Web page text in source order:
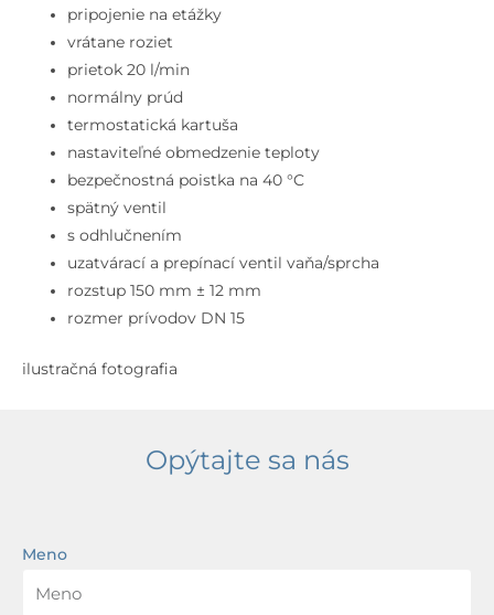
termostatická
batéria,
chróm
pripojenie na etážky
vrátane roziet
prietok 20 l/min
normálny prúd
termostatická kartuša
nastaviteľné obmedzenie teploty
bezpečnostná poistka na 40 °C
spätný ventil
s odhlučnením
uzatvárací a prepínací ventil vaňa/sprcha
rozstup 150 mm ± 12 mm
rozmer prívodov DN 15
ilustračná fotografia
Opýtajte sa nás
Meno